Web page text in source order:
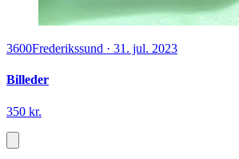
3600Frederikssund · 31. jul. 2023
Billeder
350 kr.